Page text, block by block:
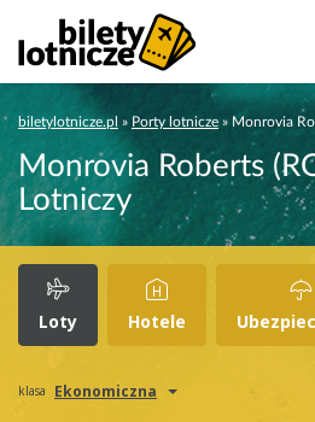
biletylotnicze.pl » Porty lotnicze » Monrovia
Monrovia Roberts
Lotniczy
Loty Hotele
klasa Ekonomiczna